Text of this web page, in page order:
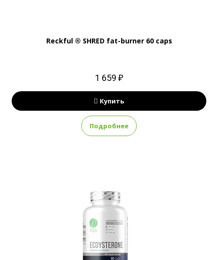
Reckful ® SHRED fat-burner 60 caps
1 659 ₽
Купить
Подробнее